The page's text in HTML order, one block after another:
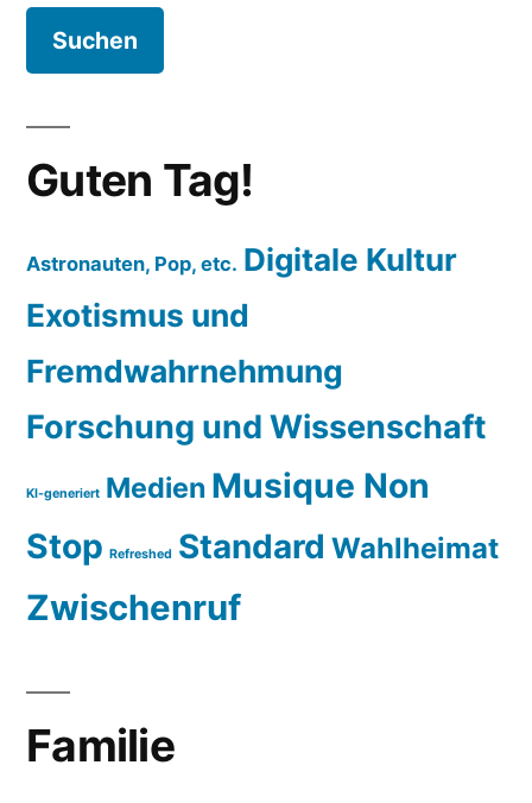
Guten Tag!
Astronauten, Pop, etc. Digitale Kultur
Exotismus und
Fremdwahrnehmung
Forschung und Wissenschaft
KI-generiert Medien Musique Non
Stop Refreshed Standard Wahlheimat
Zwischenruf
Familie